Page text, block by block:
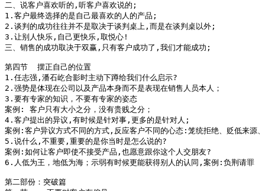
二、说客户喜欢听的,听客户喜欢说的;
1.客户最终选择的是自己最喜欢的人的产品;
2.谈判的成功往往并不是取决于谈判桌上,而是在谈判桌以外;
3.让别人快乐,自己更快乐,取悦心!
三、销售的成功取决于双赢,只有客户成功了,我们才能成功;
第四节  摆正自己的位置
1.任志强,潘石屹合影时主动下蹲给我们什么启示?
2.强势是体现在公司以及产品本身而不是表现在销售人员本人；
3.要有专家的知识，不要有专家的姿态
案例: 客户只有大小之分，没有贵贱之分；
4.客户提出的异议,有时候是针对事,更多的是针对人;
案例:客户异议方式不同的方式,反应客户不同的心态:笼统拒绝、贬低来源
5.说什么,不重要,重要的是你当时是怎么说的?
案例:如何让客户即使不接受产品,也愿意跟你这个人交朋友?
6.人低为王，地低为海；示弱有时候更能获得别人的认同,案例:负荆请罪
第二部份：突破篇